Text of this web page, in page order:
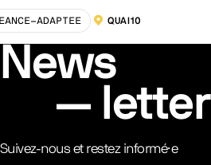
ADAPTEE LOCALISATION :
QUAI10
News
letter
Suivez-nous et restez informé·e